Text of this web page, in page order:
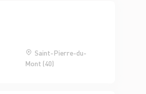
Saint-Pierre-du-
Mont (40)